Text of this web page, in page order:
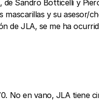
, de Sandro Botticelli y
y su asesor/
de JLA, se me ha
No en vano, JLA tiene